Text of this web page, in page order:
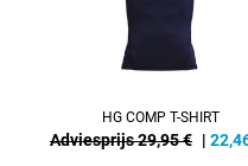
HG COMP T-SHIRT
Adviesprijs 29,95 € |